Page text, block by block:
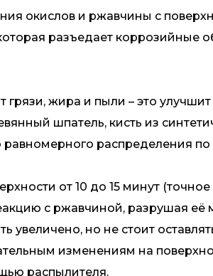
окислов и ржавчины с
разъедает коррозийные
жира и пыли – это улучшит
шпатель, кисть из
распределения
от 10 до 15 минут
с ржавчиной, разрушая её
но не стоит
изменениям на
распылителя.